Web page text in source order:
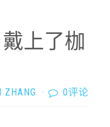
上了枷
ZHANG · 0评论